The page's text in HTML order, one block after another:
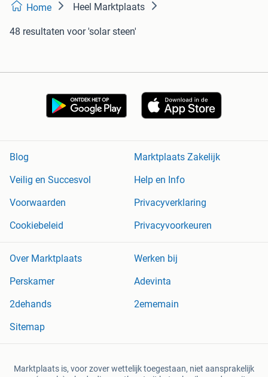
Home Heel Marktplaats
48 resultaten voor 'solar steen'
Blog
Marktplaats Zakelijk
Veilig en Succesvol
Help en Info
Voorwaarden
Privacyverklaring
Cookiebeleid
Privacyvoorkeuren
Over Marktplaats
Werken bij
Perskamer
Adevinta
2dehands
2ememain
Sitemap
Marktplaats is, voor zover wettelijk toegestaan, niet aansprakelijk